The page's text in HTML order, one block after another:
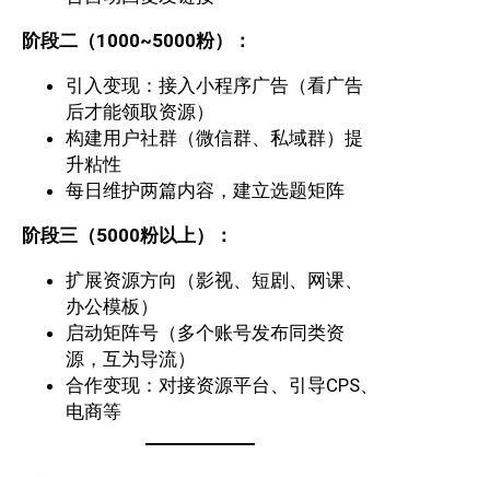
阶段二（1000~5000粉）：
引入变现：接入小程序广告（看广告
后才能领取资源）
构建用户社群（微信群、私域群）提
升粘性
每日维护两篇内容，建立选题矩阵
阶段三（5000粉以上）：
扩展资源方向（影视、短剧、网课、
办公模板）
启动矩阵号（多个账号发布同类资
源，互为导流）
合作变现：对接资源平台、引导CPS、
电商等